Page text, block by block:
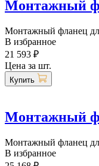
Монтажный
Монтажный фланец
В избранное
21 593 ₽
Цена за шт.
Купить
Монтажный
Монтажный фланец
В избранное